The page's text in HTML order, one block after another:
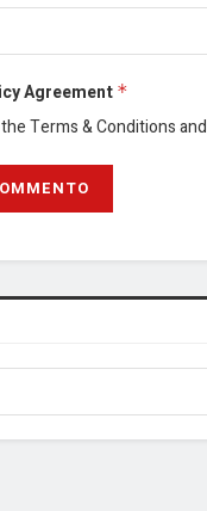
Agreement *
Terms & Conditions and